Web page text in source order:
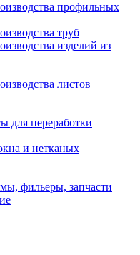
профильных
труб
изделий из
листов
для переработки
и нетканых
фильеры, запчасти